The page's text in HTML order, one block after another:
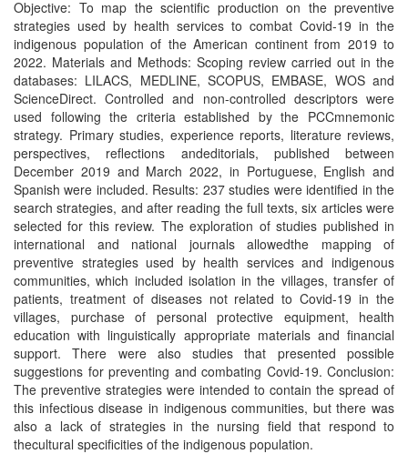
Objective: To map the scientific production on the preventive
strategies used by health services to combat Covid-19 in the
indigenous population of the American continent from 2019 to
2022. Materials and Methods: Scoping review carried out in the
databases: LILACS, MEDLINE, SCOPUS, EMBASE, WOS and
ScienceDirect. Controlled and non-controlled descriptors were
used following the criteria established by the PCCmnemonic
strategy. Primary studies, experience reports, literature reviews,
perspectives, reflections andeditorials, published between
December 2019 and March 2022, in Portuguese, English and
Spanish were included. Results: 237 studies were identified in the
search strategies, and after reading the full texts, six articles were
selected for this review. The exploration of studies published in
international and national journals allowedthe mapping of
preventive strategies used by health services and indigenous
communities, which included isolation in the villages, transfer of
patients, treatment of diseases not related to Covid-19 in the
villages, purchase of personal protective equipment, health
education with linguistically appropriate materials and financial
support. There were also studies that presented possible
suggestions for preventing and combating Covid-19. Conclusion:
The preventive strategies were intended to contain the spread of
this infectious disease in indigenous communities, but there was
also a lack of strategies in the nursing field that respond to
thecultural specificities of the indigenous population.